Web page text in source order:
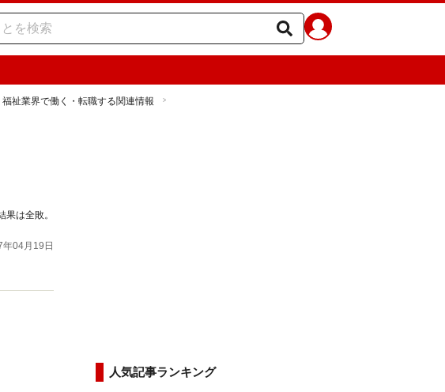
福祉業界で働く・転職する関連情報
は全敗。
04月19日
人気記事ランキング